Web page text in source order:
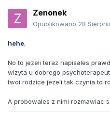
Zenonek
Opublikowano 28
hehe,
No to jezeli teraz napisales
wizyta u dobrego
twoi rodzice jezeli tak czynia to
A probowales z nimi rozmawiac